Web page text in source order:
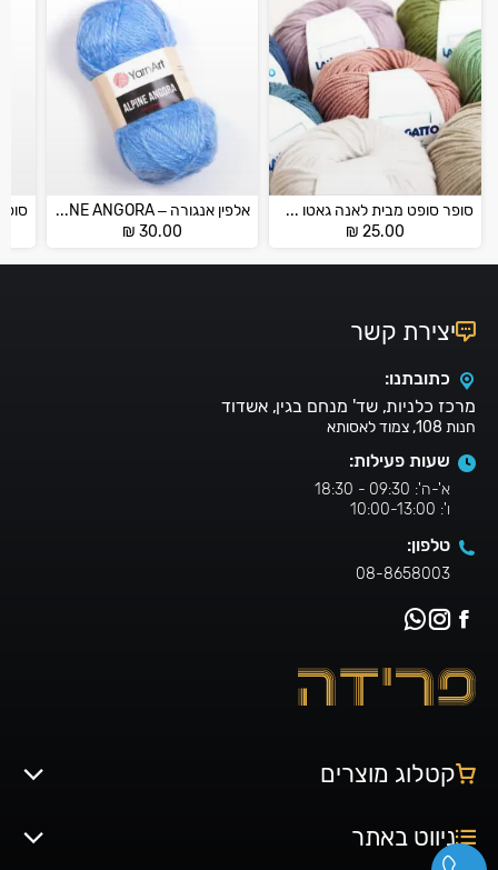
סופר סופט מבית לאנה גאטו – SUPER SOFT
₪ 25.00
אלפין אנגורה – ALPINE ANGORA
₪ 30.00
יצירת קשר
כתובתנו:
מרכז כלניות, שד' מנחם בגין, אשדוד
חנות 108, צמוד לאסותא
שעות פעילות:
א'-ה': 09:30 - 18:30
ו': 10:00-13:00
טלפון:
08-8658003
קטלוג מוצרים
ניווט באתר